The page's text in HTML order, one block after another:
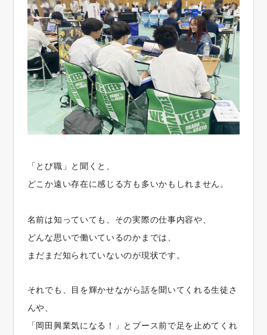
「とび職」と聞くと、
どこか遠い存在に感じる方も多いかもしれません。
名前は知っていても、その実際の仕事内容や、
どんな思いで働いているのかまでは、
まだまだ知られていないのが現状です。
それでも、目を輝かせながら話を聞いてくれる生徒さ
んや、
「岡田興業気になる！」とブース前で足を止めてくれ